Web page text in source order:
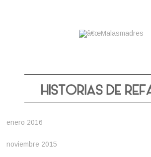
enero 2016
noviembre 2015